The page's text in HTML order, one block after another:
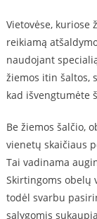
Vietovėse,
reikiamą
naudojant
žiemos itin šaltos,
kad išvengtumėte
Be žiemos šalčio,
vienetų skaičiaus
Tai vadinama
Skirtingoms obelų
todėl svarbu
sąlygomis